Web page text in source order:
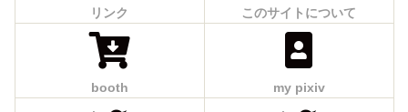
リンク このサイトについて
booth my pixiv